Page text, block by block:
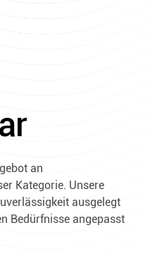
an
Kategorie. Unsere
ausgelegt
Bedürfnisse angepasst